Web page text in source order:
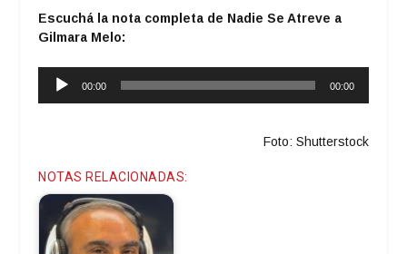
Escuchá la nota completa de Nadie Se Atreve a
Gilmara Melo:
Reproductor
00:00 00:00
Foto: Shutterstock
NOTAS RELACIONADAS: